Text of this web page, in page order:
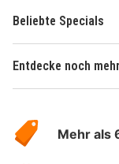
Beliebte Specials
Entdecke noch
Hotelspecials
Mehr als